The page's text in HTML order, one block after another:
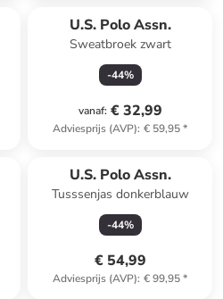
U.S. Polo Assn.
Sweatbroek zwart
-44%
vanaf: € 32,99
Adviesprijs (AVP): € 59,95*
U.S. Polo Assn.
Tusssenjas donkerblauw
-44%
€ 54,99
Adviesprijs (AVP): € 99,95*